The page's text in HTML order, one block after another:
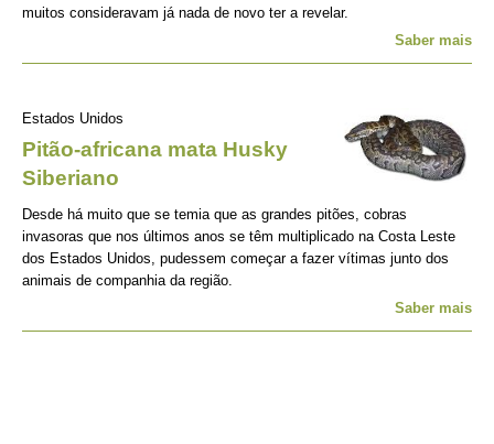
muitos consideravam já nada de novo ter a revelar.
Saber mais
Estados Unidos
Pitão-africana mata Husky
Siberiano
Desde há muito que se temia que as grandes pitões, cobras
invasoras que nos últimos anos se têm multiplicado na Costa Leste
dos Estados Unidos, pudessem começar a fazer vítimas junto dos
animais de companhia da região.
Saber mais